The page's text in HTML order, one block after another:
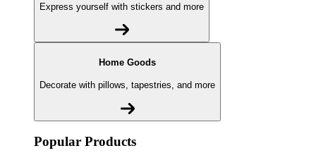
Express yourself with stickers and more
Home Goods
Decorate with pillows, tapestries, and more
Popular Products